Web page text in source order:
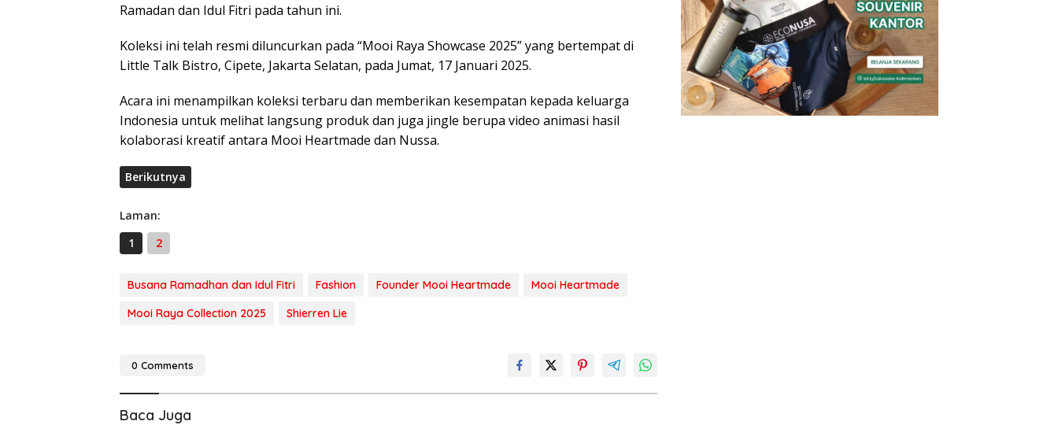
Ramadan dan Idul Fitri pada tahun ini.
Koleksi ini telah resmi diluncurkan pada “Mooi Raya Showcase 2025” yang bertempat di
Little Talk Bistro, Cipete, Jakarta Selatan, pada Jumat, 17 Januari 2025.
Acara ini menampilkan koleksi terbaru dan memberikan kesempatan kepada keluarga
Indonesia untuk melihat langsung produk dan juga jingle berupa video animasi hasil
kolaborasi kreatif antara Mooi Heartmade dan Nussa.
Berikutnya
Laman:
1
2
Busana Ramadhan dan Idul Fitri Fashion Founder Mooi Heartmade
Mooi Heartmade
Mooi Raya Collection 2025
Shierren Lie
0 Comments
Baca Juga